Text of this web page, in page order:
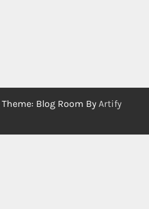
Theme: Blog Room By Artify